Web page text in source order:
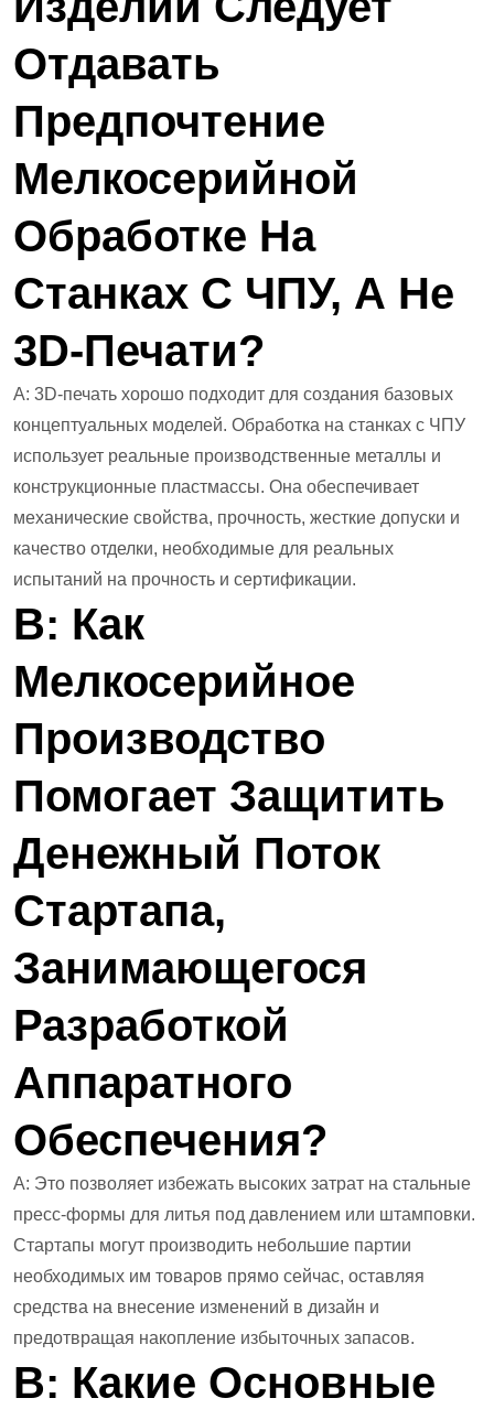
Отдавать
Предпочтение
Мелкосерийной
Обработке На
Станках С ЧПУ, А Не
3D-Печати?
А: 3D-печать хорошо подходит для создания базовых
концептуальных моделей. Обработка на станках с ЧПУ
использует реальные производственные металлы и
конструкционные пластмассы. Она обеспечивает
механические свойства, прочность, жесткие допуски и
качество отделки, необходимые для реальных
испытаний на прочность и сертификации.
В: Как
Мелкосерийное
Производство
Помогает Защитить
Денежный Поток
Стартапа,
Занимающегося
Разработкой
Аппаратного
Обеспечения?
А: Это позволяет избежать высоких затрат на стальные
пресс-формы для литья под давлением или штамповки.
Стартапы могут производить небольшие партии
необходимых им товаров прямо сейчас, оставляя
средства на внесение изменений в дизайн и
предотвращая накопление избыточных запасов.
В: Какие Основные